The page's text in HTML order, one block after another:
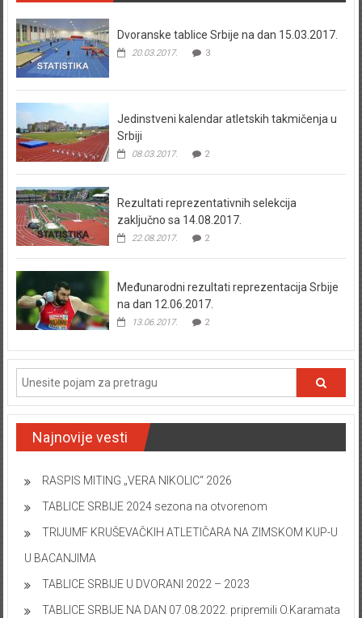
Dvoranske tablice Srbije na dan 15.03.2017.
20.03.2017. 3
Jedinstveni kalendar atletskih takmičenja u
Srbiji
08.03.2017. 2
Rezultati reprezentativnih selekcija
zaključno sa 14.08.2017.
22.08.2017. 2
Međunarodni rezultati reprezentacija Srbije
na dan 12.06.2017.
13.06.2017. 2
Najnovije vesti
RASPIS MITING „VERA NIKOLIC“ 2026
TABLICE SRBIJE 2024 sezona na otvorenom
TRIJUMF KRUŠEVAČKIH ATLETIČARA NA ZIMSKOM KUP-U
U BACANJIMA
TABLICE SRBIJE U DVORANI 2022 – 2023
TABLICE SRBIJE NA DAN 07.08.2022. pripremili O.Karamata